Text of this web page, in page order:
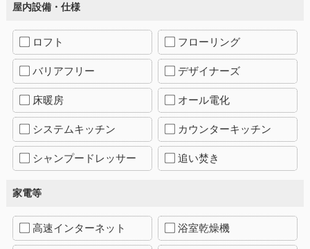
屋内設備・仕様
ロフト フローリング
バリアフリー デザイナーズ
床暖房 オール電化
システムキッチン カウンターキッチン
シャンプードレッサー 追い焚き
家電等
高速インターネット 浴室乾燥機